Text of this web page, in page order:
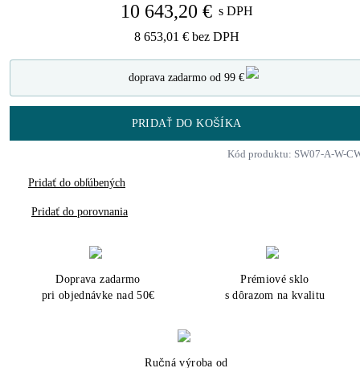
10 643,20 € s DPH
8 653,01 € bez DPH
doprava zadarmo od 99 €
PRIDAŤ DO KOŠÍKA
Kód produktu: SW07-A-W-
Pridať do obľúbených
Pridať do porovnania
Doprava zadarmo
pri objednávke nad 50€
Prémiové sklo
s dôrazom na kvalitu
Ručná výroba od